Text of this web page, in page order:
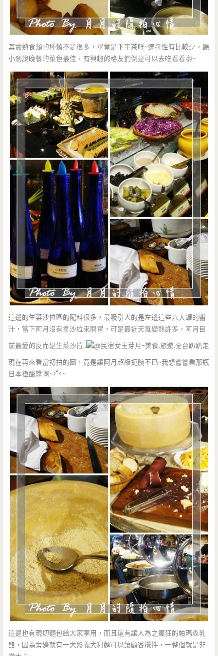
其實熟食類的種類不是很多，畢竟是下午茶咩~選擇性有比較少，聽
小剎說晚餐的菜色最佳，有興趣的格友們倒是可以去吃看看喲~
這邊的生菜沙拉區的配料很多，最吸引人的是左邊這些六大罐的醬
汁，當下阿月沒有拿沙拉來開胃，可是最近天氣變熱許多，阿月目
前最愛的反而是生菜沙拉..
現在再來看當初拍的圖，竟是讓阿月超級扼腕不已~我想嘗嘗看那瓶
日本橙酸醬啊~>"<~
這邊也有現切麵包給大家享用，而且還有讓人為之瘋狂的帕瑪森乳
酪，因為旁邊就有一大盤義大利麵可以讓顧客攪拌，一整個就是非